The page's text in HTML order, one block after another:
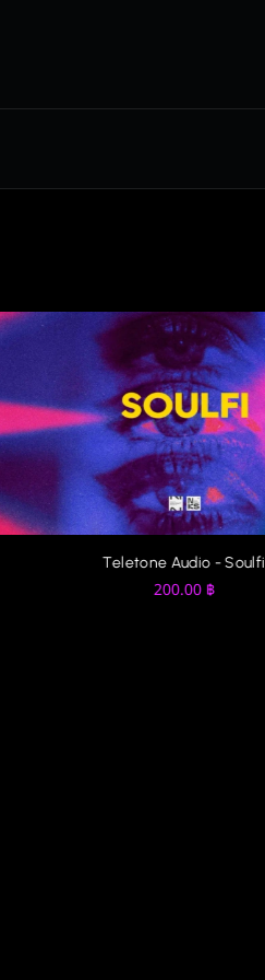
Teletone Audio - Soulfi
200.00฿